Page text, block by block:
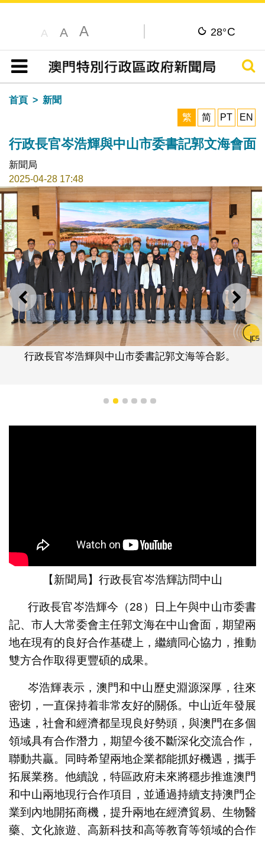
A A A 28°C
目錄
搜尋
首頁
新聞
繁
简 PT EN
行政長官岑浩輝與中山市委書記郭文海會面
新聞局
2025-04-28 17:48
上一則 下一
行政長官岑浩輝與中山市委書記郭文海等合影。
1 2 3 4 5 6
【新聞局】行政長官岑浩輝訪問中山
行政長官岑浩輝今（28）日上午與中山市委書
記、市人大常委會主任郭文海在中山會面，期望兩
地在現有的良好合作基礎上，繼續同心協力，推動
雙方合作取得更豐碩的成果。
岑浩輝表示，澳門和中山歷史淵源深厚，往來
密切，一直保持着非常友好的關係。中山近年發展
迅速，社會和經濟都呈現良好勢頭，與澳門在多個
領域具有合作潛力，期望今後不斷深化交流合作，
聯動共贏。同時希望兩地企業都能抓好機遇，攜手
拓展業務。他續說，特區政府未來將穩步推進澳門
和中山兩地現行合作項目，並通過持續支持澳門企
業到內地開拓商機，提升兩地在經濟貿易、生物醫
藥、文化旅遊、高新科技和高等教育等領域的合作